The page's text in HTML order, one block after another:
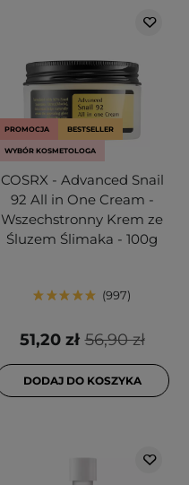
PROMOCJA BESTSELLER
WYBÓR KOSMETOLOGA
COSRX - Advanced Snail
92 All in One Cream -
Wszechstronny Krem ze
Śluzem Ślimaka - 100g
997
56,90 zł
51,20 zł
DODAJ DO KOSZYKA